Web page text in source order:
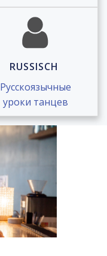
RUSSISCH
Русскоязычные
уроки танцев